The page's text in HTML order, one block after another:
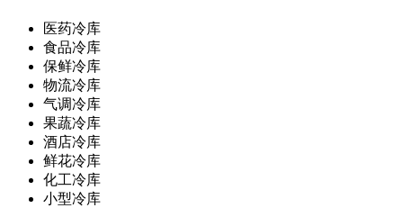
医药冷库
食品冷库
保鲜冷库
物流冷库
气调冷库
果蔬冷库
酒店冷库
鲜花冷库
化工冷库
小型冷库